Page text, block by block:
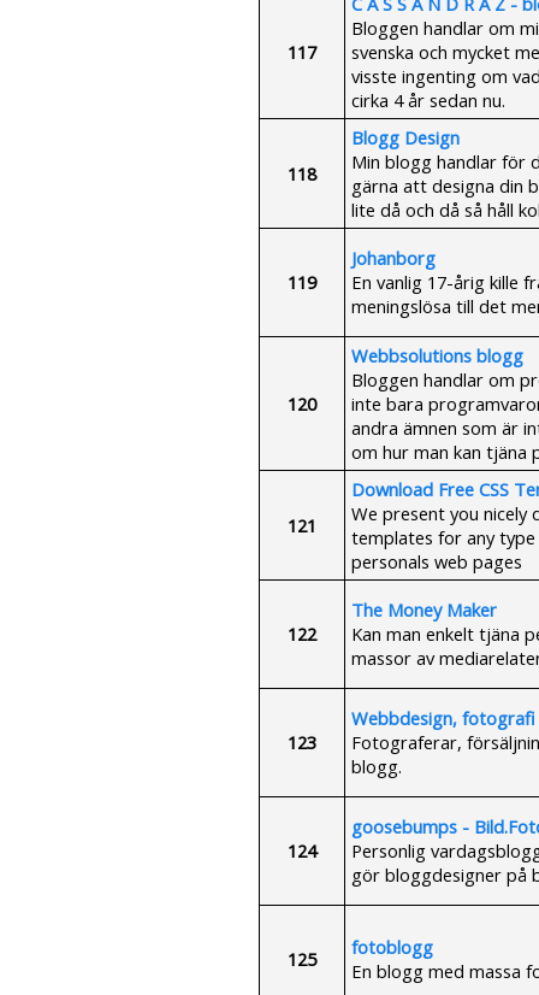
117
Bloggen handlar om
svenska och mycket
visste ingenting om
cirka 4 år sedan nu.
118
Blogg Design
Min blogg handlar för
gärna att designa din
lite då och då så håll
119
Johanborg
En vanlig 17-årig kille
meningslösa till det
120
Webbsolutions blogg
Bloggen handlar om
inte bara
andra ämnen som är
om hur man kan tjäna
121
Download Free CSS
We present you nicely
templates for any type
personals web pages
122
The Money Maker
Kan man enkelt tjäna
massor av
123
Webbdesign, fotografi
Fotograferar,
blogg.
124
goosebumps -
Personlig
gör bloggdesigner på
125
fotoblogg
En blogg med massa